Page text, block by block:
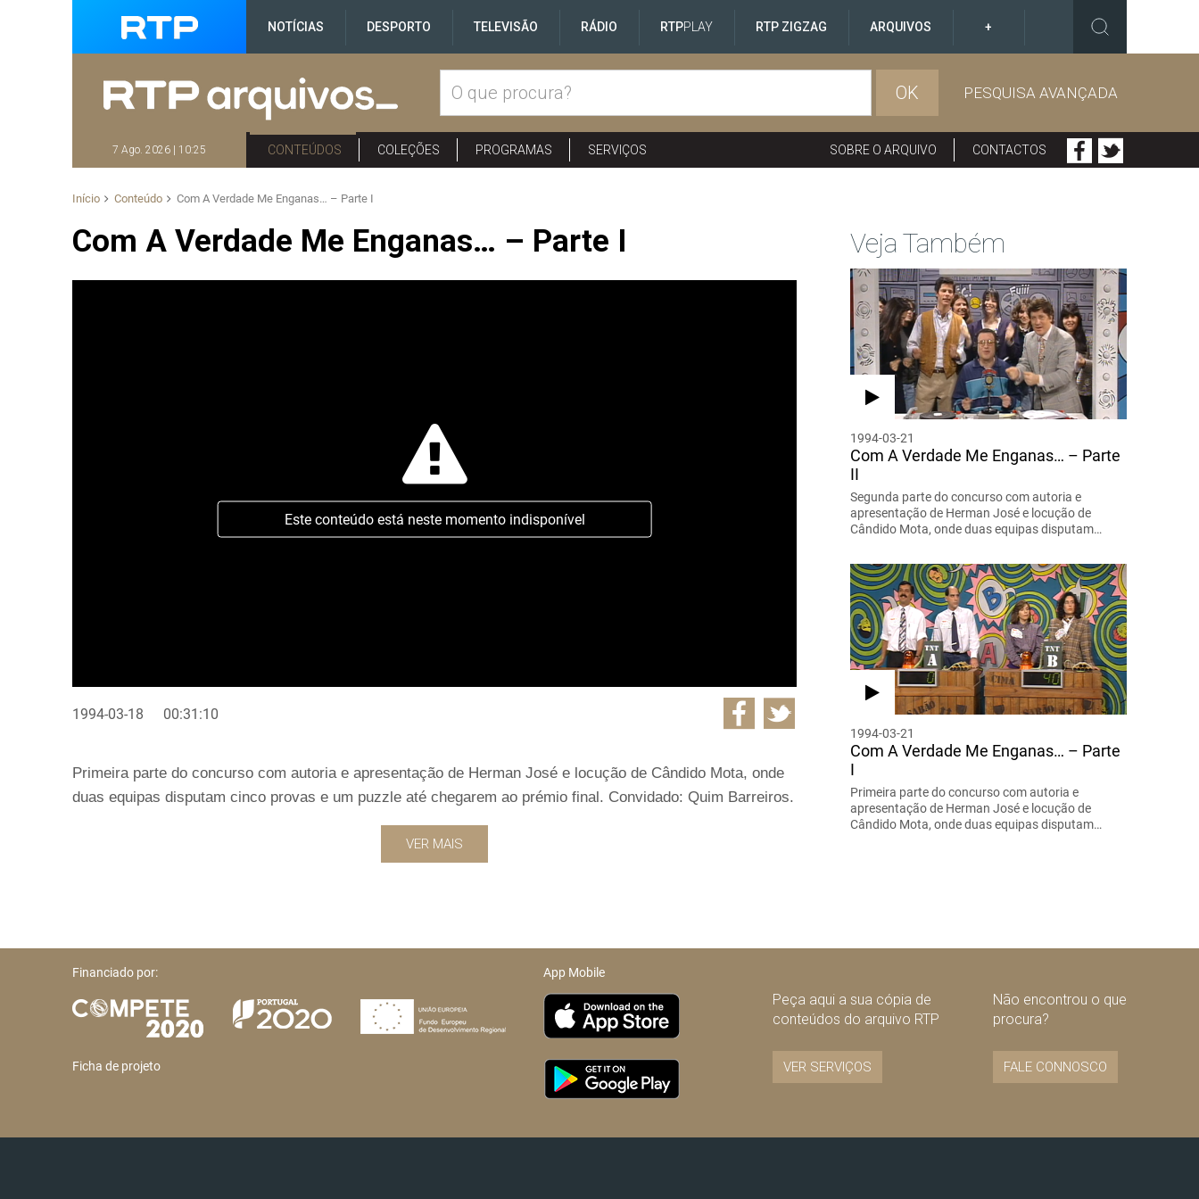
NOTÍCIAS DESPORTO TELEVISÃO RÁDIO RTPPLAY RTP ZIGZAG ARQUIVOS +
OK PESQUISA AVANÇADA
7 Ago. 2026 | 10:25 CONTEÚDOS COLEÇÕES PROGRAMAS SERVIÇOS SOBRE O ARQUIVO CONTACTOS
Início Conteúdo Com A Verdade Me Enganas… – Parte I
Com A Verdade Me Enganas… – Parte I
Este conteúdo está neste momento indisponível
1994-03-18 00:31:10
Primeira parte do concurso com autoria e apresentação de Herman José e locução de Cândido Mota, onde
duas equipas disputam cinco provas e um puzzle até chegarem ao prémio final. Convidado: Quim Barreiros.
VER MAIS
Veja Também
1994-03-21
Com A Verdade Me Enganas… – Parte
II
Segunda parte do concurso com autoria e
apresentação de Herman José e locução de
Cândido Mota, onde duas equipas disputam…
1994-03-21
Com A Verdade Me Enganas… – Parte
I
Primeira parte do concurso com autoria e
apresentação de Herman José e locução de
Cândido Mota, onde duas equipas disputam…
Financiado por:
Ficha de projeto
App Mobile
Peça aqui a sua cópia de
conteúdos do arquivo RTP
VER SERVIÇOS
Não encontrou o que
procura?
FALE CONNOSCO